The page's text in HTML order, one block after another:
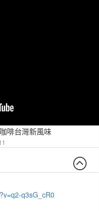
啡台灣新風味
q3sG_cR0